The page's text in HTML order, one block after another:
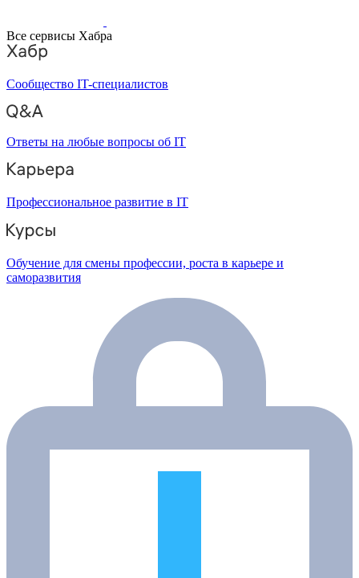
Все сервисы Хабра
Сообщество IT-специалистов
Ответы на любые вопросы об IT
Профессиональное развитие в IT
Обучение для смены профессии, роста в карьере и
саморазвития